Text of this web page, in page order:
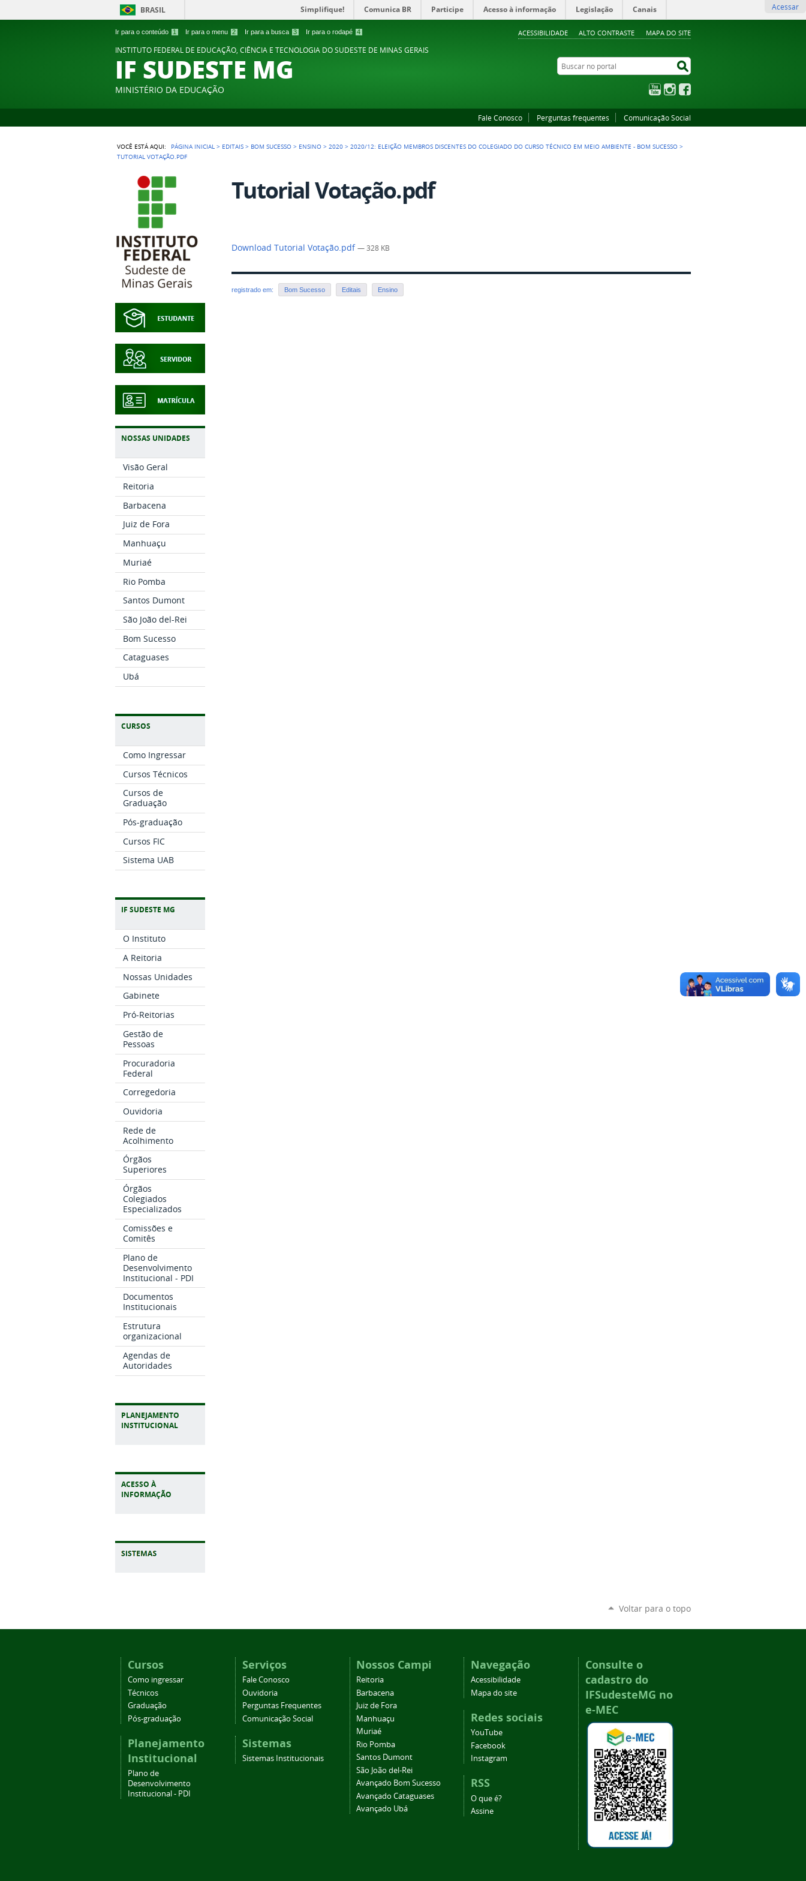
Ir para o conteúdo 1 Ir para o menu 2 Ir para a busca 3 Ir para o rodapé 4 ACESSIBILIDADE ALTO CONTRASTE MAPA DO SITE
BRASIL Simplifique! Comunica BR Participe Acesso à informação Legislação Canais Acessar
INSTITUTO FEDERAL DE EDUCAÇÃO, CIÊNCIA E TECNOLOGIA DO SUDESTE DE MINAS GERAIS
IF SUDESTE MG
MINISTÉRIO DA EDUCAÇÃO
Buscar no portal
YouTubeInstagram
Fale Conosco Perguntas frequentes Comunicação Social
VOCÊ ESTÁ AQUI: PÁGINA INICIAL > EDITAIS > BOM SUCESSO > ENSINO >2020 >2020/12: ELEIÇÃO MEMBROS DISCENTES DO COLEGIADO DO CURSO TÉCNICO EM MEIO AMBIENTE - BOM SUCESSO >
TUTORIAL VOTAÇÃO.PDF
NOSSAS UNIDADES
Visão Geral
Reitoria
Barbacena
Juiz de Fora
Manhuaçu
Muriaé
Rio Pomba
Santos Dumont
São João del-Rei
Bom Sucesso
Cataguases
Ubá
CURSOS
Como Ingressar
Cursos Técnicos
Cursos de
Graduação
Pós-graduação
Cursos FIC
Sistema UAB
IF SUDESTE MG
O Instituto
A Reitoria
Nossas Unidades
Gabinete
Pró-Reitorias
Gestão de
Pessoas
Procuradoria
Federal
Corregedoria
Ouvidoria
Rede de
Acolhimento
Órgãos
Superiores
Órgãos
Colegiados
Especializados
Comissões e
Comitês
Plano de
Desenvolvimento
Institucional - PDI
Documentos
Institucionais
Estrutura
organizacional
Agendas de
Autoridades
PLANEJAMENTO
INSTITUCIONAL
ACESSO À
INFORMAÇÃO
Tutorial Votação.pdf
Download Tutorial Votação.pdf— 328 KB
registrado em: Bom Sucesso Editais Ensino
Voltar para o topo
Cursos
Como ingressar
Técnicos
Graduação
Pós-graduação
Planejamento
Institucional
Plano de
Desenvolvimento
Institucional - PDI
Serviços
Fale Conosco
Ouvidoria
Perguntas Frequentes
Comunicação Social
Sistemas
Sistemas Institucionais
Nossos Campi
Reitoria
Barbacena
Juiz de Fora
Manhuaçu
Muriaé
Rio Pomba
Santos Dumont
São João del-Rei
Avançado Bom Sucesso
Avançado Cataguases
Avançado Ubá
Navegação
Acessibilidade
Mapa do site
Redes sociais
YouTube
Facebook
Instagram
RSS
O que é?
Assine
Consulte o
cadastro do
IFSudesteMG no
e-MEC